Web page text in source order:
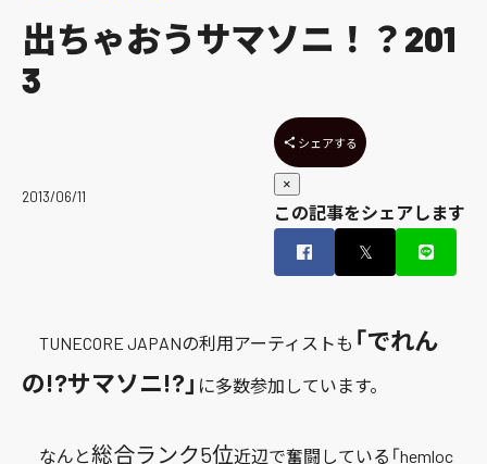
出ちゃおうサマソニ！？201
3
2013/06/11
シェアする
×
この記事をシェアします
𝕏
TUNECORE JAPANの利用アーティストも 「でれん
の!?サマソニ!?」 に多数参加しています。
なんと総合ランク5位近辺で奮闘している 「hemloc